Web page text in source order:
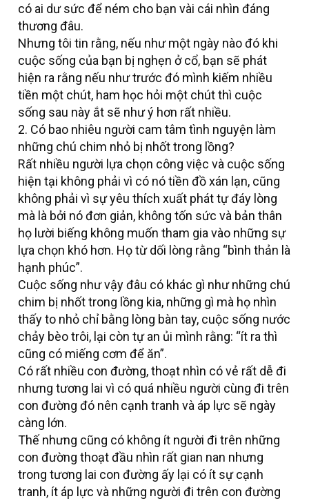
có ai dư sức để ném cho bạn vài cái nhìn đáng
thương đâu.
Nhưng tôi tin rằng, nếu như một ngày nào đó khi
cuộc sống của bạn bị nghẹn ở cổ, bạn sẽ phát
hiện ra rằng nếu như trước đó mình kiếm nhiều
tiền một chút, ham học hỏi một chút thì cuộc
sống sau này ắt sẽ như ý hơn rất nhiều.
2. Có bao nhiêu người cam tâm tình nguyện làm
những chú chim nhỏ bị nhốt trong lồng?
Rất nhiều người lựa chọn công việc và cuộc sống
hiện tại không phải vì có nó tiền đồ xán lạn, cũng
không phải vì sự yêu thích xuất phát tự đáy lòng
mà là bởi nó đơn giản, không tốn sức và bản thân
họ lười biếng không muốn tham gia vào những sự
lựa chọn khó hơn. Họ từ dối lòng rằng “bình thản là
hạnh phúc”.
Cuộc sống như vậy đâu có khác gì như những chú
chim bị nhốt trong lồng kia, những gì mà họ nhìn
thấy to nhỏ chỉ bằng lòng bàn tay, cuộc sống nước
chảy bèo trôi, lại còn tự an ủi mình rằng: “ít ra thì
cũng có miếng cơm để ăn”.
Có rất nhiều con đường, thoạt nhìn có vẻ rất dễ đi
nhưng tương lai vì có quá nhiều người cùng đi trên
con đường đó nên cạnh tranh và áp lực sẽ ngày
càng lớn.
Thế nhưng cũng có không ít người đi trên những
con đường thoạt đầu nhìn rất gian nan nhưng
trong tương lai con đường ấy lại có ít sự cạnh
tranh, ít áp lực và những người đi trên con đường